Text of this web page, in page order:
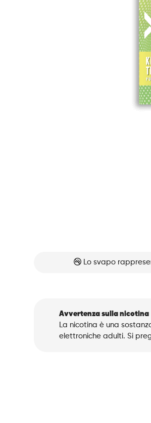
Lo svapo
Avvertenza sulla nicotina
La nicotina è una
elettroniche adulti. Si